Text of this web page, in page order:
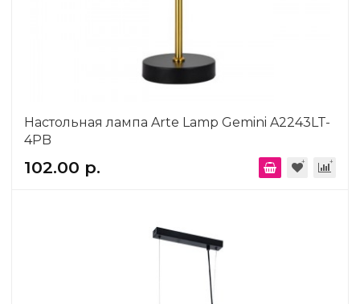
Настольная лампа Arte Lamp Gemini A2243LT-
4PB
102.00 р.